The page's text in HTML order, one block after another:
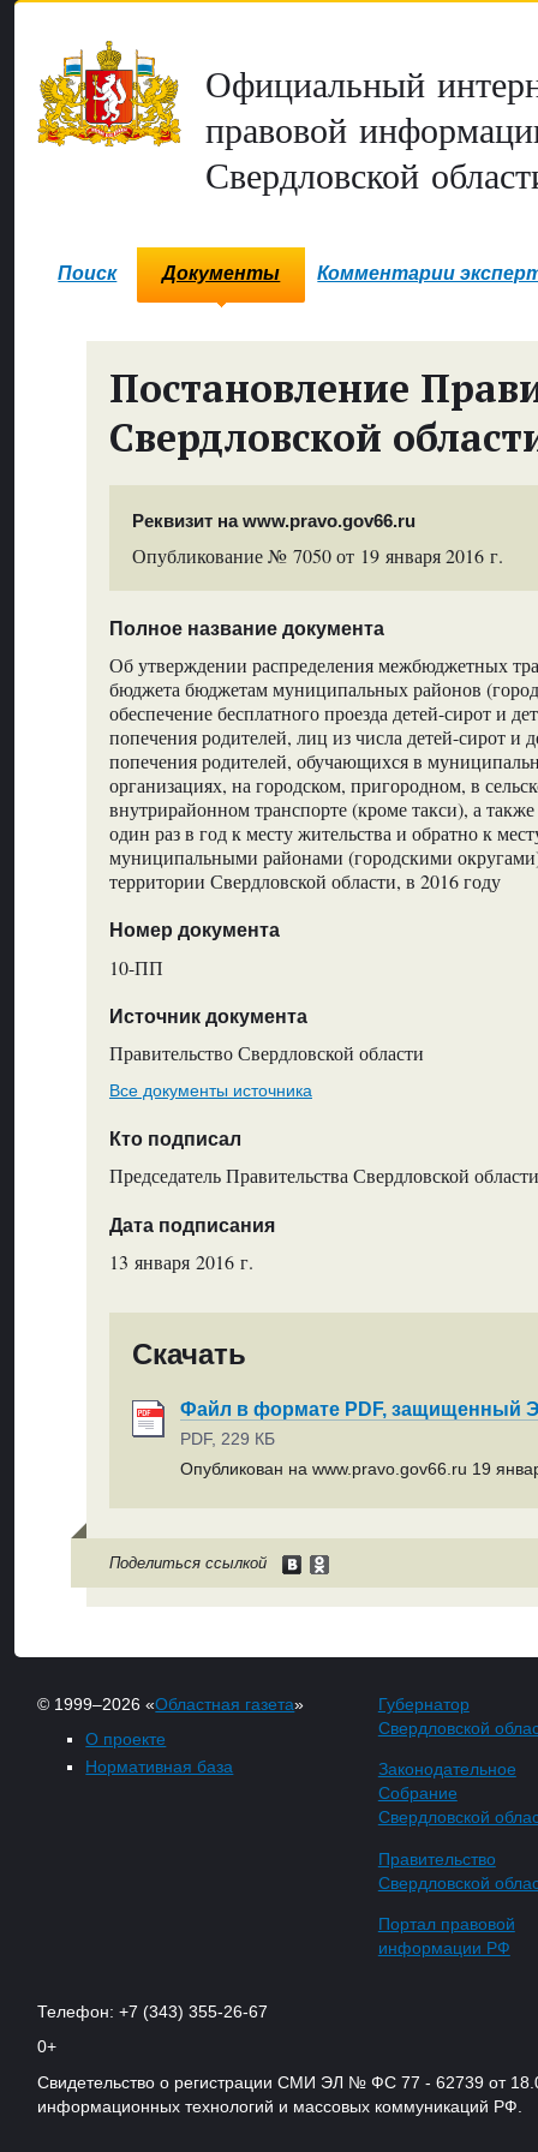
Официальный
правовой
Свердловской
Поиск Документы Комментарии
Постановление
Свердловской
Реквизит на www.pravo.gov66.ru
Опубликование № 7050 от 19 января 2016 г.
Полное название документа
Об утверждении распределения межбюджетных
бюджета бюджетам муниципальных районов
обеспечение бесплатного проезда детей-сирот и
попечения родителей, лиц из числа детей-сирот и
попечения родителей, обучающихся в
организациях, на городском, пригородном, в
внутрирайонном транспорте (кроме такси), а также
один раз в год к месту жительства и обратно к
муниципальными районами (городскими
территории Свердловской области, в 2016 году
Номер документа
10-ПП
Источник документа
Правительство Свердловской области
Все документы источника
Кто подписал
Председатель Правительства Свердловской
Дата подписания
13 января 2016 г.
Скачать
Файл в формате PDF, защищенный
PDF, 229 КБ
Опубликован на www.pravo.gov66.ru 19
Поделиться ссылкой
© 1999–2026 «Областная газета»
О проекте
Нормативная база
Губернатор
Свердловской
Законодательное
Собрание
Свердловской
Правительство
Свердловской
Портал правовой
информации РФ
Телефон: +7 (343) 355-26-67
0+
Свидетельство о регистрации СМИ ЭЛ № ФС 77 - 62739 от
информационных технологий и массовых коммуникаций РФ.